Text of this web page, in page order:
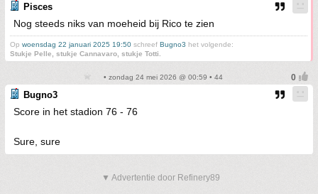
Pisces
Nog steeds niks van moeheid bij Rico te zien
Op woensdag 22 januari 2025 19:50 schreef Bugno3 het volgende:
Stukje Pelle, stukje Cannavaro, stukje Totti.
• zondag 24 mei 2026 @ 00:59 • 44
Bugno3
Score in het stadion 76 - 76
Sure, sure
▼ Advertentie door Refinery89